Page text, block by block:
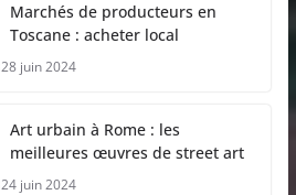
Marchés de producteurs en
Toscane : acheter local
28 juin 2024
Art urbain à Rome : les
meilleures œuvres de street art
24 juin 2024